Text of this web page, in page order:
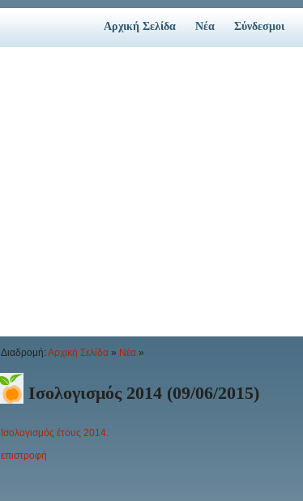
Αρχική Σελίδα Νέα Σύνδεσμοι
Διαδρομή:Αρχική Σελίδα » Νέα »
Ισολογισμός 2014 (09/06/2015)
Ισολογισμός έτους 2014.
επιστροφή